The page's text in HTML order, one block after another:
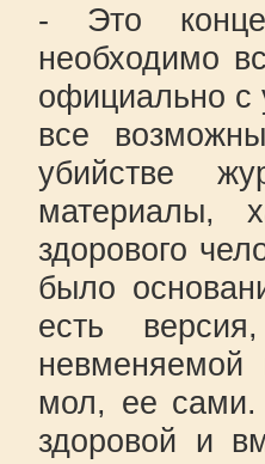
- Это
необходимо
официально с
все
убийстве
материалы,
здорового
было
есть
невменяемой
мол, ее
здоровой и